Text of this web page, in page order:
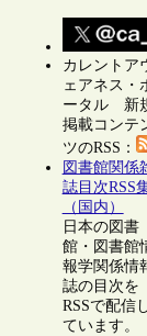
カレントア
ェアネス・
ータル 新
掲載コンテ
ツのRSS：
図書館関係
誌目次RSS
（国内）
日本の図書
館・図書館
報学関係情
誌の目次を
RSSで配信
ています。